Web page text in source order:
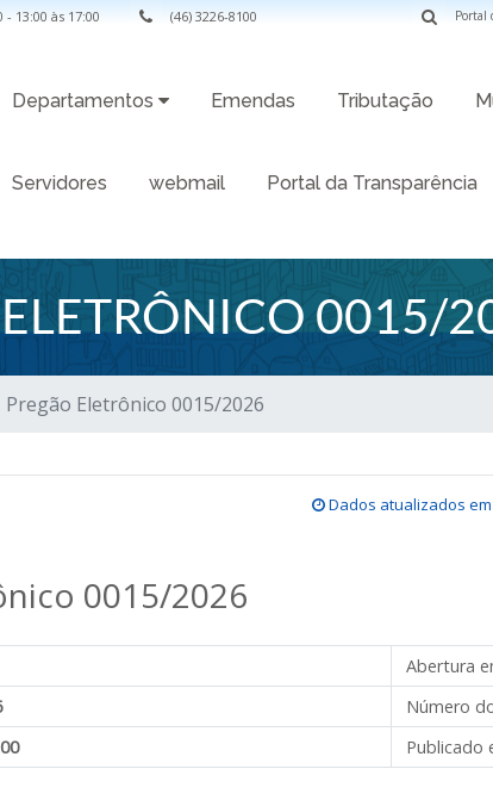
- 13:00 às 17:00 (46) 3226-8100 Portal
Departamentos Emendas Tributação
Servidores webmail Portal da Transparência
ELETRÔNICO 0015/
Pregão Eletrônico 0015/2026
Dados atualizados em
0015/2026
Abertura
Número
Publicado